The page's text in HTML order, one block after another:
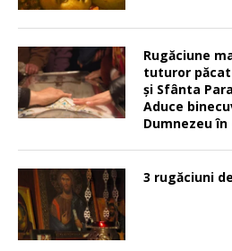
Rugăciune
tuturor
şi Sfânta
Aduce
Dumnezeu
3 rugăciuni